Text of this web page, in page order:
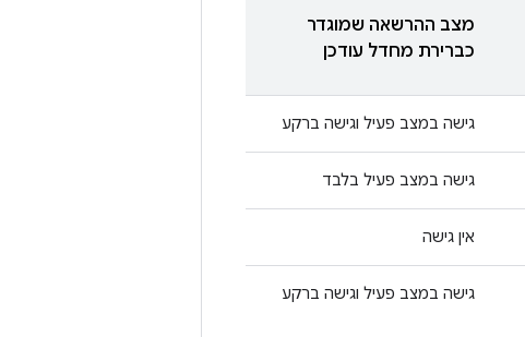
מצב ההרשאה שמוגדר
כברירת מחדל עודכן
גישה במצב פעיל וגישה ברקע
גישה במצב פעיל בלבד
אין גישה
גישה במצב פעיל וגישה ברקע